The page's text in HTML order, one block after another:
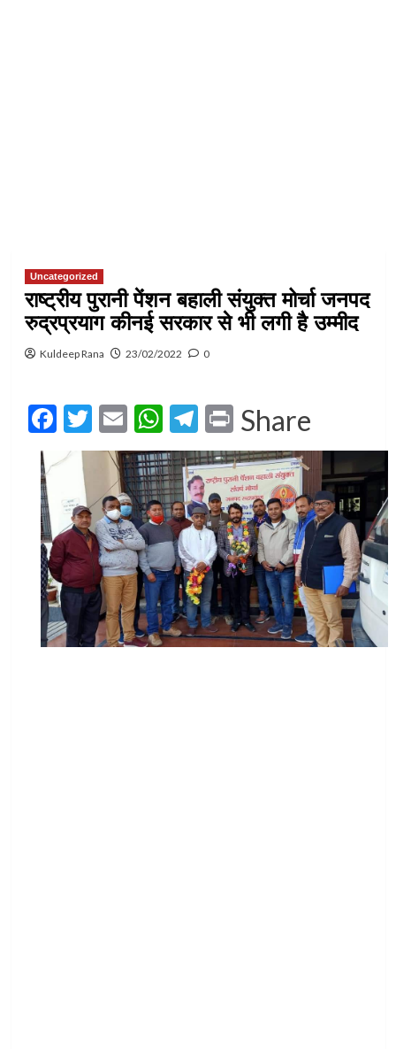
Uncategorized
राष्ट्रीय पुरानी पेंशन बहाली संयुक्त मोर्चा जनपद
रुद्रप्रयाग कीनई सरकार से भी लगी है उम्मीद
Kuldeep Rana 23/02/2022 0
Facebook
Twitter
EmailWhatsApp
Telegram
Print
Share